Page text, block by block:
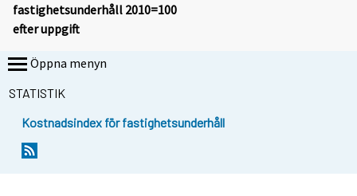
fastighetsunderhåll 2010=100
efter uppgift
Öppna menyn
STATISTIK
Kostnadsindex för fastighetsunderhåll